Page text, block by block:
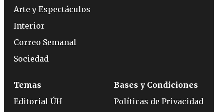
Arte y Espectáculos
Interior
Correo Semanal
Sociedad
Temas
Editorial ÚH
Bases y Condiciones
Políticas de Privacidad